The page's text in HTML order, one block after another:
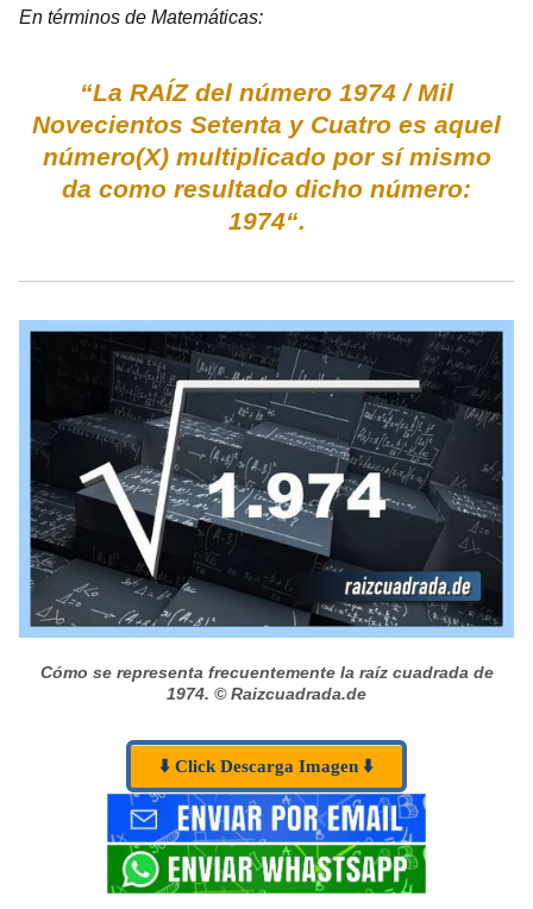
En términos de Matemáticas:
“La RAÍZ del número 1974 / Mil
Novecientos Setenta y Cuatro es aquel
número(X) multiplicado por sí mismo
da como resultado dicho número:
1974“.
Cómo se representa frecuentemente la raíz cuadrada de
1974. © Raizcuadrada.de
⬇️ Click Descarga Imagen ⬇️